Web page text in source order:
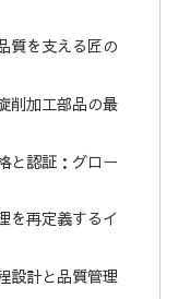
質を支える匠の
削加工部品の最
と認証：グロー
を再定義するイ
設計と品質管理